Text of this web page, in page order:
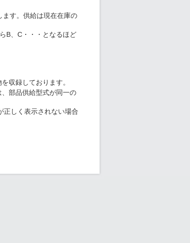
す。供給は現在在庫の
B、C・・・となるほど
収録しております。
部品供給型式が同一の
正しく表示されない場合